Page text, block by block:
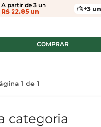
A partir de 3un
R$ 22,85un +3 un
1 de 1
categoria